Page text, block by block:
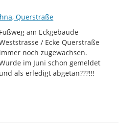
Querstraße
Fußweg am Eckgebäude
/ Ecke Querstraße
immer noch zugewachsen.
im Juni schon gemeldet
und als erledigt abgetan???!!!